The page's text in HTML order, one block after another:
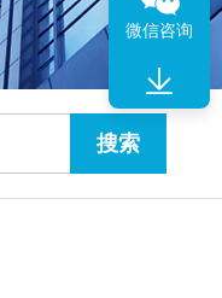
微信咨询